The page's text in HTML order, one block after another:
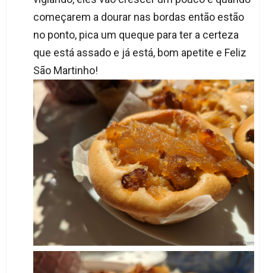
começarem a dourar nas bordas então estão
no ponto, pica um queque para ter a certeza
que está assado e já está, bom apetite e Feliz
São Martinho!